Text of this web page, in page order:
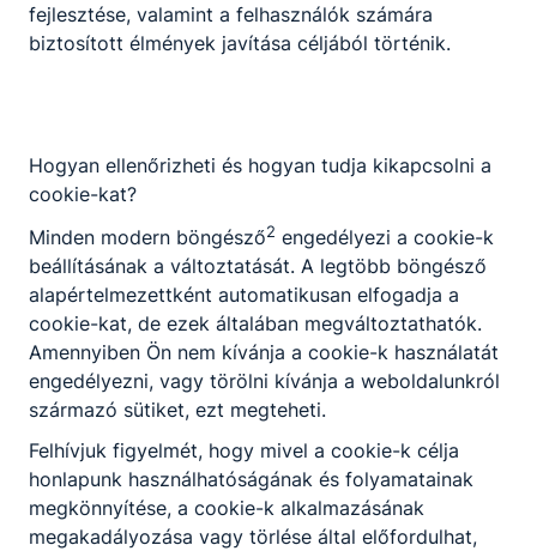
A MAGYAR KULTÚRA NAPJA - HIMNUSZ 200
Kadétok a Bálnában
2023. február 13-án a Honvédelmi Minisztérium és a
Magyar Honvédség a Honvédelmi és Haderő Fejlesztési
Programhoz kapcsolódva nagyszabású rendezvényt
szervezett, melyen kadétjaink is részt vettek.
fejlesztése, valamint a felhasználók számára
biztosított élmények javítása céljából történik.
Hogyan ellenőrizheti és hogyan tudja kikapcsolni a
cookie-kat?
Minden modern böngésző2 engedélyezi a cookie-k
beállításának a változtatását. A legtöbb böngésző
alapértelmezettként automatikusan elfogadja a
cookie-kat, de ezek általában megváltoztathatók.
Amennyiben Ön nem kívánja a cookie-k használatát
engedélyezni, vagy törölni kívánja a weboldalunkról
származó sütiket, ezt megteheti.
Felhívjuk figyelmét, hogy mivel a cookie-k célja
honlapunk használhatóságának és folyamatainak
megkönnyítése, a cookie-k alkalmazásának
megakadályozása vagy törlése által előfordulhat,